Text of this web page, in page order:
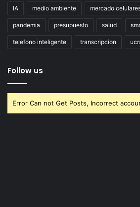
IA medio ambiente mercado
pandemia presupuesto salud
telefono inteligente transcripcion
Follow us
Error Can not Get Posts, Incorrect